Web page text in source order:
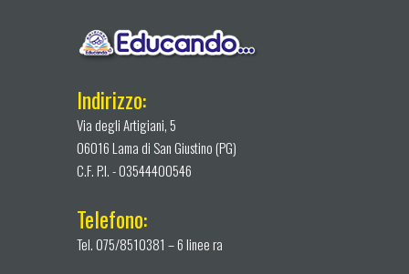
Indirizzo:
Via degli Artigiani, 5
06016 Lama di San Giustino (PG)
C.F. P.I. - 03544400546
Telefono:
Tel. 075/8510381 – 6 linee ra